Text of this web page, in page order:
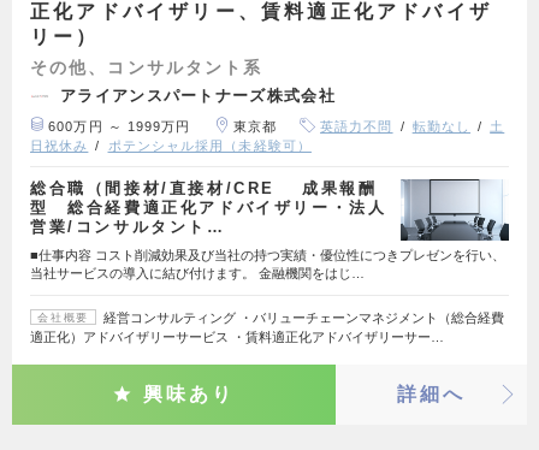
正化アドバイザリー、賃料適正化アドバイザ
リー）
その他、コンサルタント系
アライアンスパートナーズ株式会社
600万円 ～ 1999万円 東京都 英語力不問 転勤なし
土
日祝休み
ポテンシャル採用（未経験可）
総合職（間接材/直接材/CRE 成果報酬
型 総合経費適正化アドバイザリー・法人
営業/コンサルタント…
■仕事内容 コスト削減効果及び当社の持つ実績・優位性につきプレゼンを行い、
当社サービスの導入に結び付けます。 金融機関をはじ…
会社概要
経営コンサルティング ・バリューチェーンマネジメント（総合経費
適正化）アドバイザリーサービス ・賃料適正化アドバイザリーサー…
興味あり 詳細へ